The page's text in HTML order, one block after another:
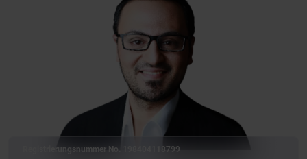
Registrierungsnummer No. 198404118799